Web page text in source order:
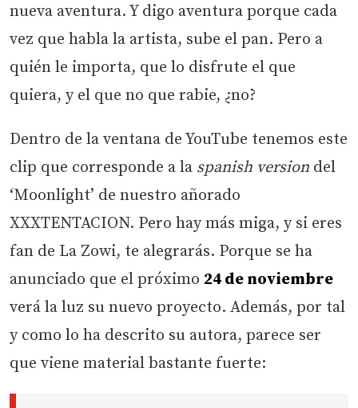
nueva aventura. Y digo aventura porque cada
vez que habla la artista, sube el pan. Pero a
quién le importa, que lo disfrute el que
quiera, y el que no que rabie, ¿no?
Dentro de la ventana de YouTube tenemos este
clip que corresponde a la spanish version del
‘Moonlight’ de nuestro añorado
XXXTENTACION. Pero hay más miga, y si eres
fan de La Zowi, te alegrarás. Porque se ha
anunciado que el próximo 24 de noviembre
verá la luz su nuevo proyecto. Además, por tal
y como lo ha descrito su autora, parece ser
que viene material bastante fuerte: